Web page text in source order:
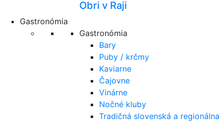
Obri v Raji
Gastronómia
Gastronómia
Bary
Puby / krčmy
Kaviarne
Čajovne
Vinárne
Nočné kluby
Tradičná slovenská a regionálna